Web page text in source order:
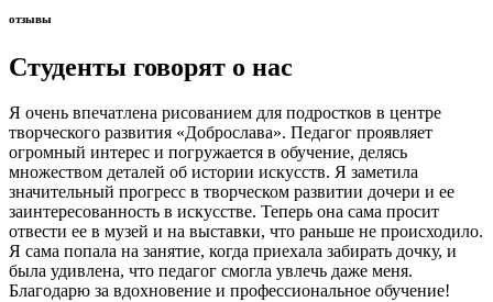
отзывы
Студенты говорят о нас
Я очень впечатлена рисованием для подростков в центре
творческого развития «Доброслава». Педагог проявляет
огромный интерес и погружается в обучение, делясь
множеством деталей об истории искусств. Я заметила
значительный прогресс в творческом развитии дочери и ее
заинтересованность в искусстве. Теперь она сама просит
отвести ее в музей и на выставки, что раньше не происходило.
Я сама попала на занятие, когда приехала забирать дочку, и
была удивлена, что педагог смогла увлечь даже меня.
Благодарю за вдохновение и профессиональное обучение!